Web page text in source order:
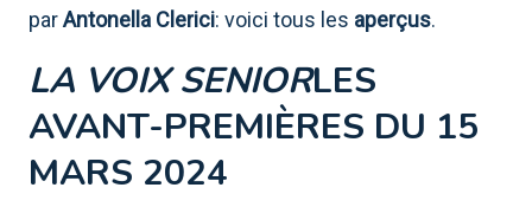
parAntonella Clerici: voici tous les aperçus.
LA VOIX SENIORLES
AVANT-PREMIÈRES DU 15
MARS 2024